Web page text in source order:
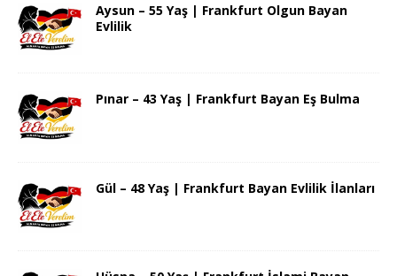
Aysun – 55 Yaş | Frankfurt Olgun Bayan
Evlilik
Pınar – 43 Yaş | Frankfurt Bayan Eş Bulma
Gül – 48 Yaş | Frankfurt Bayan Evlilik İlanları